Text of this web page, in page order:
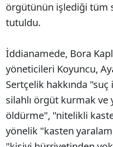
örgütünün işlediği tüm
tutuldu.
İddianamede, Bora
yöneticileri Koyuncu,
Sertçelik hakkında "suç
silahlı örgüt kurmak
öldürme", "nitelikli
yönelik "kasten